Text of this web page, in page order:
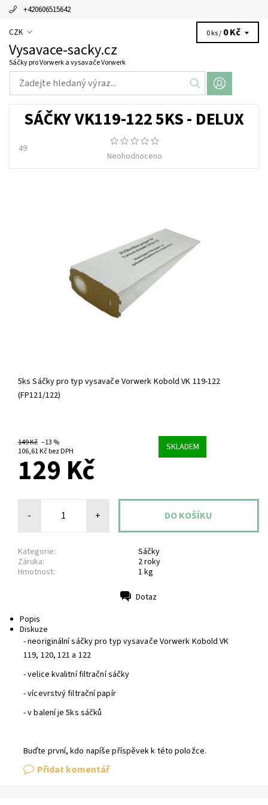
+420606515642
CZK
Vysavace-sacky.cz
Sáčky pro Vorwerk a vysavače Vorwerk
0 ks / 0 Kč
SÁČKY VK119-122 5KS - DELUX
49
Neohodnoceno
5ks Sáčky pro typ vysavače Vorwerk Kobold VK 119-122
(FP121/122)
149 Kč –13 %
106,61 Kč bez DPH
SKLADEM
129 Kč
- +
Kategorie:
Sáčky
Záruka:
2 roky
Hmotnost:
1 kg
Dotaz
Popis
Diskuze
- neoriginální sáčky pro typ vysavače Vorwerk Kobold VK
119, 120, 121 a 122
- velice kvalitní filtrační sáčky
- vícevrstvý filtrační papír
- v balení je 5ks sáčků
Buďte první, kdo napíše příspěvek k této položce.
Přidat komentář